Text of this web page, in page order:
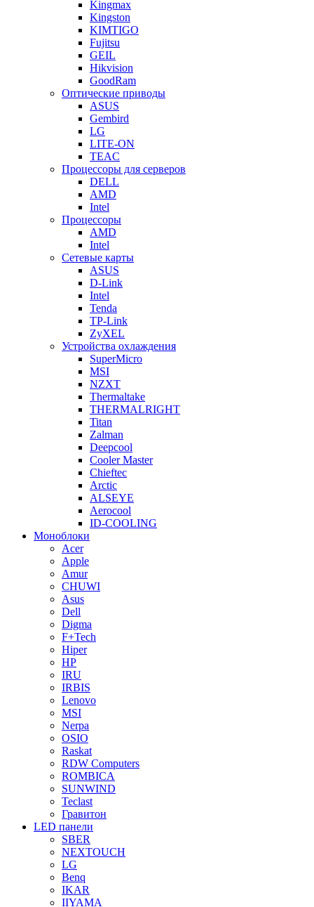
Kingmax
Kingston
KIMTIGO
Fujitsu
GEIL
Hikvision
GoodRam
Оптические приводы
ASUS
Gembird
LG
LITE-ON
TEAC
Процессоры для серверов
DELL
AMD
Intel
Процессоры
AMD
Intel
Сетевые карты
ASUS
D-Link
Intel
Tenda
TP-Link
ZyXEL
Устройства охлаждения
SuperMicro
MSI
NZXT
Thermaltake
THERMALRIGHT
Titan
Zalman
Deepcool
Cooler Master
Chieftec
Arctic
ALSEYE
Aerocool
ID-COOLING
Моноблоки
Acer
Apple
Amur
CHUWI
Asus
Dell
Digma
F+Tech
Hiper
HP
IRU
IRBIS
Lenovo
MSI
Nerpa
OSIO
Raskat
RDW Computers
ROMBICA
SUNWIND
Teclast
Гравитон
LED панели
SBER
NEXTOUCH
LG
Benq
IKAR
IIYAMA